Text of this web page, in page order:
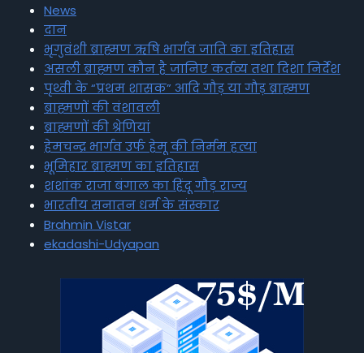
News
दान
भृगुवंशी ब्राह्मण ऋषि भार्गव जाति का इतिहास
असली ब्राह्मण कौन है जानिए कर्तव्य तथा दिशा निर्देश
पृथ्वी के “प्रथम शासक” आदि गौड़ या गौड़ ब्राह्मण
ब्राह्मणों की वंशावली
ब्राह्मणों की श्रेणियां
हेमचन्द्र भार्गव उर्फ हेमू की निर्मम हत्या
भूमिहार ब्राह्मण का इतिहास
शशांक राजा बंगाल का हिंदू गौड़ राज्य
भारतीय सनातन धर्म के संस्कार
Brahmin Vistar
ekadashi-Udyapan